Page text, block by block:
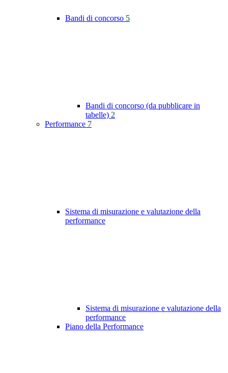
Bandi di concorso 5
Bandi di concorso (da pubblicare in
tabelle) 2
Performance 7
Sistema di misurazione e valutazione della
performance
Sistema di misurazione e valutazione della
performance
Piano della Performance